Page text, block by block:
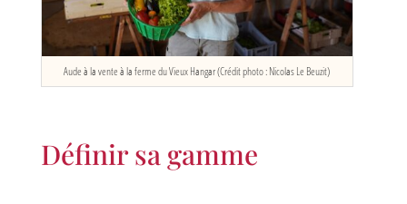
Aude à la vente à la ferme du Vieux Hangar (Crédit photo : Nicolas Le Beuzit)
Définir sa gamme